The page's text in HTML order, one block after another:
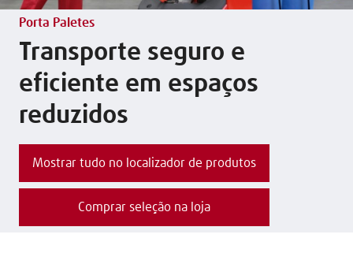
Porta Paletes
Transporte seguro e
eficiente em espaços
reduzidos
Mostrar tudo no localizador de produtos
Comprar seleção na loja